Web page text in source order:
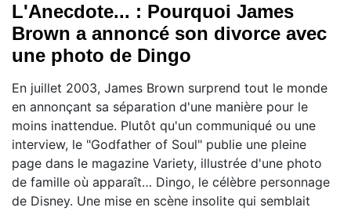
L'Anecdote... : Pourquoi James
Brown a annoncé son divorce avec
une photo de Dingo
En juillet 2003, James Brown surprend tout le monde
en annonçant sa séparation d'une manière pour le
moins inattendue. Plutôt qu'un communiqué ou une
interview, le "Godfather of Soul" publie une pleine
page dans le magazine Variety, illustrée d'une photo
de famille où apparaît… Dingo, le célèbre personnage
de Disney. Une mise en scène insolite qui semblait